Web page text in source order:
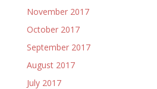
November 2017
October 2017
September 2017
August 2017
July 2017